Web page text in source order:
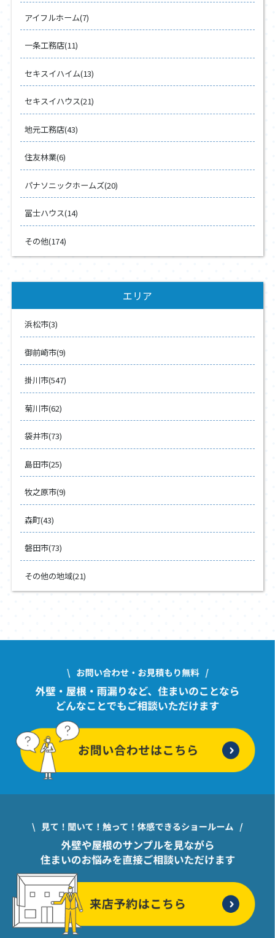
アイフルホーム(7)
一条工務店(11)
セキスイハイム(13)
セキスイハウス(21)
地元工務店(43)
住友林業(6)
パナソニックホームズ(20)
冨士ハウス(14)
その他(174)
エリア
浜松市(3)
御前崎市(9)
掛川市(547)
菊川市(62)
袋井市(73)
島田市(25)
牧之原市(9)
森町(43)
磐田市(73)
その他の地域(21)